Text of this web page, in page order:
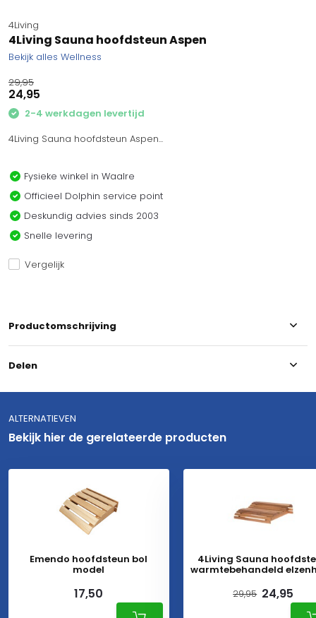
4Living
4Living Sauna hoofdsteun Aspen
Bekijk alles Wellness
29,95
24,95
2-4 werkdagen levertijd
4Living Sauna hoofdsteun Aspen...
Fysieke winkel in Waalre
Officieel Dolphin service point
Deskundig advies sinds 2003
Snelle levering
Vergelijk
Productomschrijving
Delen
ALTERNATIEVEN
Bekijk hier de gerelateerde producten
Emendo hoofdsteun bol
model
17,50
4Living Sauna
warmtebehandeld
29,95 24,95